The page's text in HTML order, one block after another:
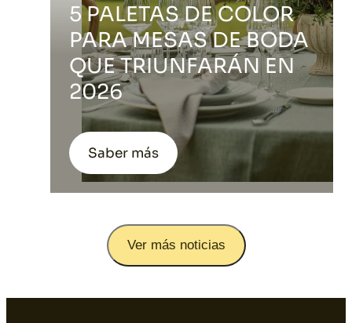
5 PALETAS DE COLOR
PARA MESAS DE BODA
QUE TRIUNFARÁN EN
2026
Saber más
Ver más noticias